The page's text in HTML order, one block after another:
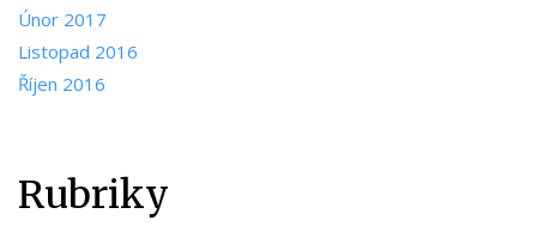
Únor 2017
Listopad 2016
Říjen 2016
Rubriky